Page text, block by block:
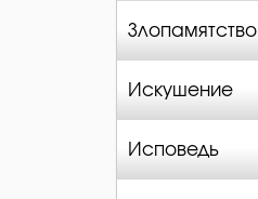
Злопамятство
Искушение
Исповедь